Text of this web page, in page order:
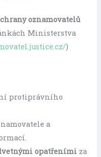
oznamovatelů
Ministerstva
)
protiprávního
a
opatřeními za